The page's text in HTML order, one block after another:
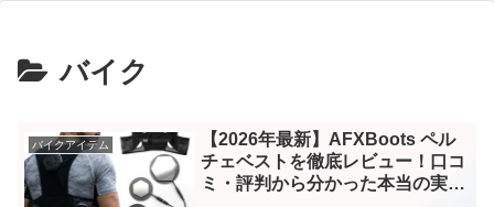
バイク
バイクアイテム
【2026年最新】AFXBoots ペル
チェベストを徹底レビュー！口コ
ミ・評判から分かった本当の実力